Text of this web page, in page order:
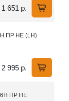
1 651 р.
ПР НЕ (LH)
2 995 р.
6Н ПР НЕ